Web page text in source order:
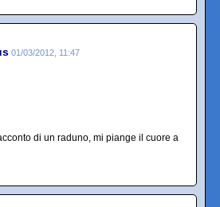
01/03/2012, 11:47
di un raduno, mi piange il cuore a